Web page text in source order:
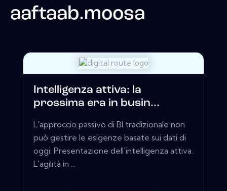
aaftaab.moosa
Intelligenza attiva: la
prossima era in busin...
L'approccio passivo di BI tradizionale non
può gestire le esigenze basate sui dati di
oggi. Presentazione dell'intelligenza attiva.
L'agilità in ...